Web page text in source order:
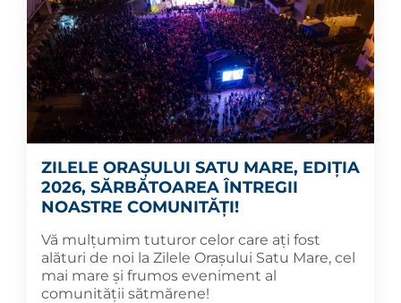
ZILELE ORAȘULUI SATU MARE, EDIȚIA
2026, SĂRBĂTOAREA ÎNTREGII
NOASTRE COMUNITĂȚI!
Vă mulțumim tuturor celor care ați fost
alături de noi la Zilele Orașului Satu Mare, cel
mai mare și frumos eveniment al
comunității sătmărene!